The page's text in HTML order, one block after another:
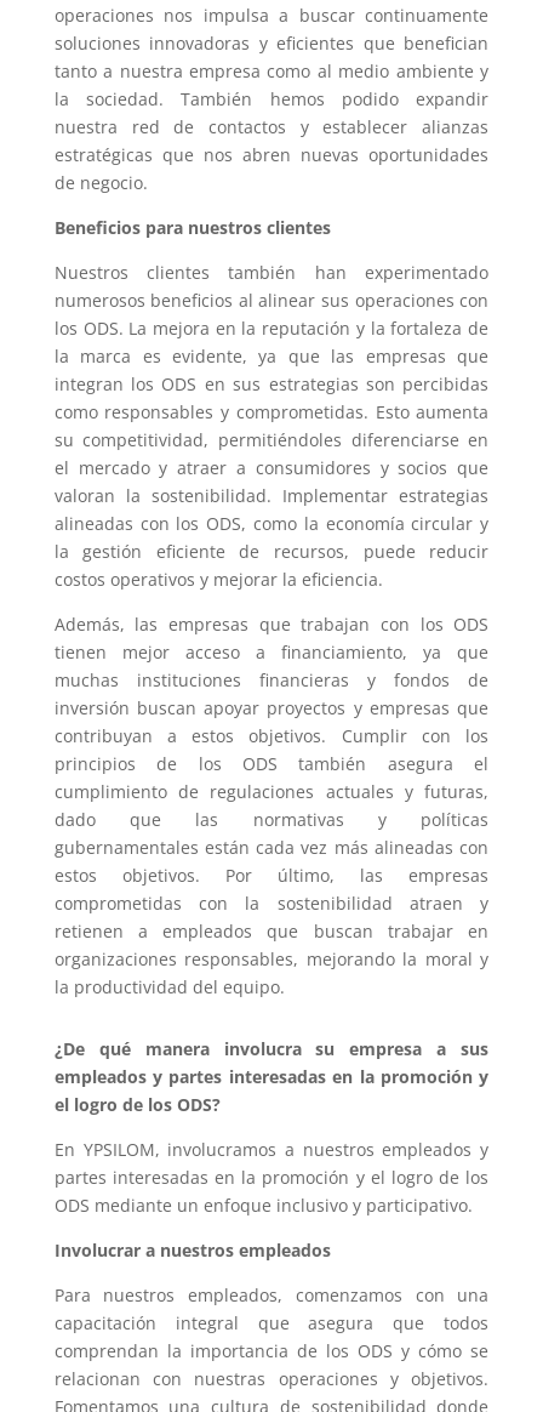
operaciones nos impulsa a buscar continuamente
soluciones innovadoras y eficientes que benefician
tanto a nuestra empresa como al medio ambiente y
la sociedad. También hemos podido expandir
nuestra red de contactos y establecer alianzas
estratégicas que nos abren nuevas oportunidades
de negocio.
Beneficios para nuestros clientes
Nuestros clientes también han experimentado
numerosos beneficios al alinear sus operaciones con
los ODS. La mejora en la reputación y la fortaleza de
la marca es evidente, ya que las empresas que
integran los ODS en sus estrategias son percibidas
como responsables y comprometidas. Esto aumenta
su competitividad, permitiéndoles diferenciarse en
el mercado y atraer a consumidores y socios que
valoran la sostenibilidad. Implementar estrategias
alineadas con los ODS, como la economía circular y
la gestión eficiente de recursos, puede reducir
costos operativos y mejorar la eficiencia.
Además, las empresas que trabajan con los ODS
tienen mejor acceso a financiamiento, ya que
muchas instituciones financieras y fondos de
inversión buscan apoyar proyectos y empresas que
contribuyan a estos objetivos. Cumplir con los
principios de los ODS también asegura el
cumplimiento de regulaciones actuales y futuras,
dado que las normativas y políticas
gubernamentales están cada vez más alineadas con
estos objetivos. Por último, las empresas
comprometidas con la sostenibilidad atraen y
retienen a empleados que buscan trabajar en
organizaciones responsables, mejorando la moral y
la productividad del equipo.
¿De qué manera involucra su empresa a sus
empleados y partes interesadas en la promoción y
el logro de los ODS?
En YPSILOM, involucramos a nuestros empleados y
partes interesadas en la promoción y el logro de los
ODS mediante un enfoque inclusivo y participativo.
Involucrar a nuestros empleados
Para nuestros empleados, comenzamos con una
capacitación integral que asegura que todos
comprendan la importancia de los ODS y cómo se
relacionan con nuestras operaciones y objetivos.
Fomentamos una cultura de sostenibilidad donde